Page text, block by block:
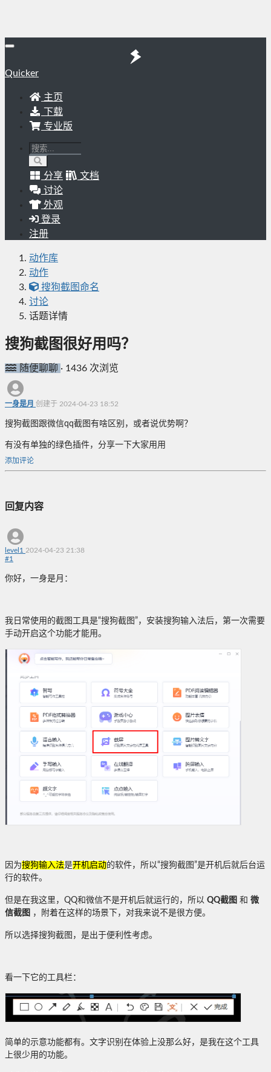
Quicker
主页
下载
专业版
分享
文档
讨论
外观
登录
注册
动作库
动作
搜狗截图命名
讨论
话题详情
搜狗截图很好用吗？
随便聊聊 · 1436 次浏览
一身是月 创建于 2024-04-23 18:52
搜狗截图跟微信qq截图有啥区别，或者说优势啊？
有没有单独的绿色插件，分享一下大家用用
添加评论
回复内容
level1 2024-04-23 21:38
#1
你好，一身是月：
我日常使用的截图工具是“搜狗截图”，安装搜狗输入法后，第一次需要
手动开启这个功能才能用。
因为搜狗输入法是开机启动的软件，所以“搜狗截图”是开机后就后台运
行的软件。
但是在我这里，QQ和微信不是开机后就运行的，所以 QQ截图 和 微
信截图 ，附着在这样的场景下，对我来说不是很方便。
所以选择搜狗截图，是出于便利性考虑。
看一下它的工具栏：
简单的示意功能都有。文字识别在体验上没那么好，是我在这个工具
上很少用的功能。